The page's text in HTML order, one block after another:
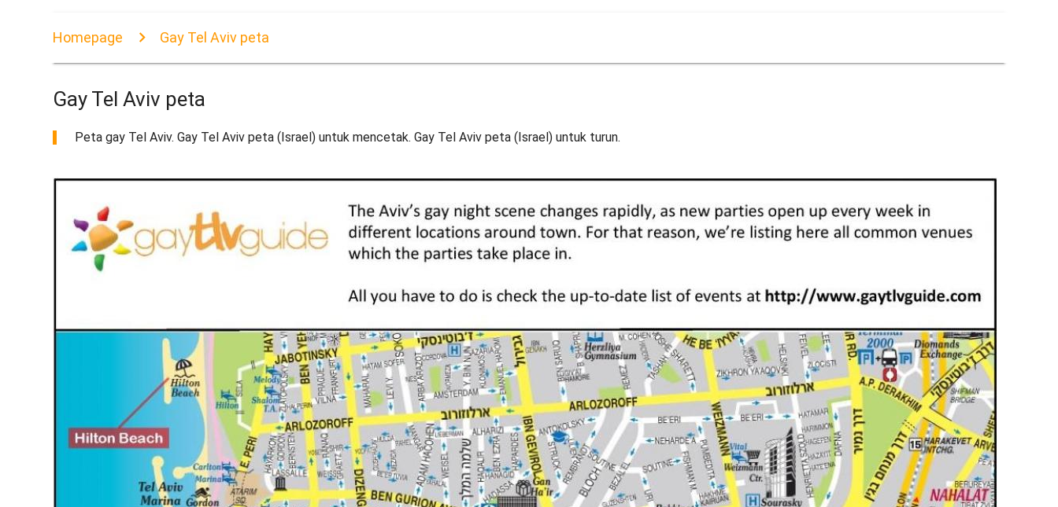
Homepage Gay Tel Aviv peta
Gay Tel Aviv peta
Peta gay Tel Aviv. Gay Tel Aviv peta (Israel) untuk mencetak. Gay Tel Aviv peta (Israel) untuk turun.